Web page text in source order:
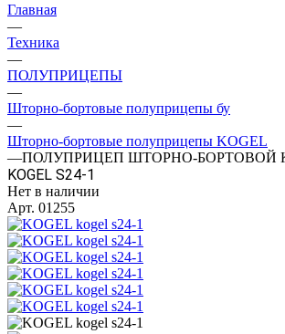
Главная
—
Техника
—
ПОЛУПРИЦЕПЫ
—
Шторно-бортовые полуприцепы бу
—
Шторно-бортовые полуприцепы KOGEL
—ПОЛУПРИЦЕП ШТОРНО-БОРТОВОЙ
KOGEL S24-1
Нет в наличии
Арт. 01255